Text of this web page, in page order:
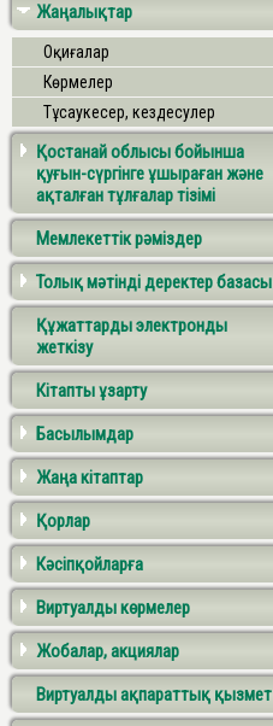
Жаңалықтар
Оқиғалар
Көрмелер
Тұсаукесер, кездесулер
Қостанай облысы бойынша
қуғын-сүргінге ұшыраған және
ақталған тұлғалар тізімі
Мемлекеттік рәміздер
Толық мәтінді деректер базасы
Құжаттарды электронды
жеткізу
Кітапты ұзарту
Басылымдар
Жаңа кітаптар
Қорлар
Кәсіпқойларға
Виртуалды көрмелер
Жобалар, акциялар
Виртуалды ақпараттық қызмет